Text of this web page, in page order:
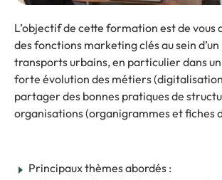
L’objectif de cette formation est de vous
des fonctions marketing clés au sein d’un
transports urbains, en particulier dans
forte évolution des métiers
partager des bonnes pratiques de
organisations (organigrammes et fiches
Principaux thèmes abordés :